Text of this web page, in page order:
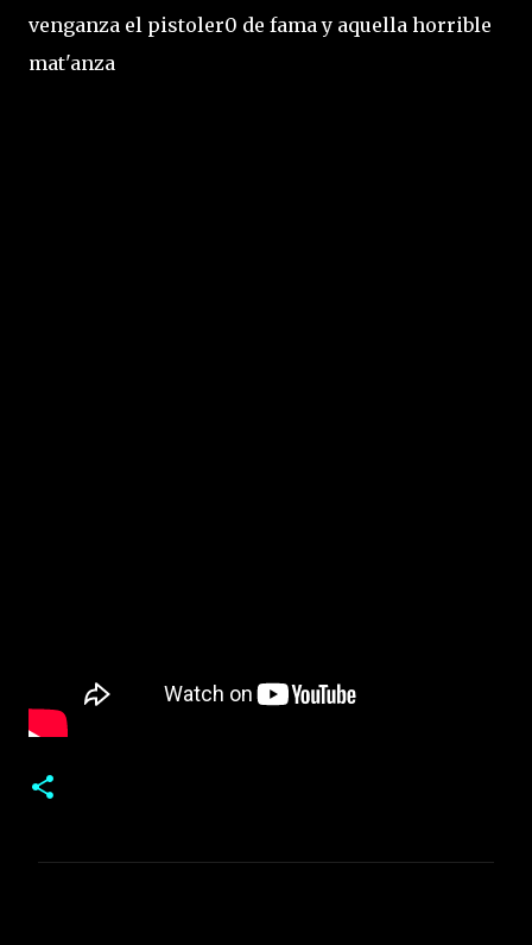
venganza el pistoler0 de fama y aquella horrible
mat'anza